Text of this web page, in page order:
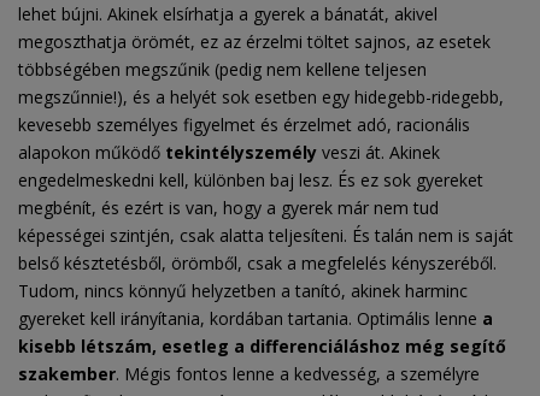
lehet bújni. Akinek elsírhatja a gyerek a bánatát, akivel
megoszthatja örömét, ez az érzelmi töltet sajnos, az esetek
többségében megszűnik (pedig nem kellene teljesen
megszűnnie!), és a helyét sok esetben egy hidegebb-ridegebb,
kevesebb személyes figyelmet és érzelmet adó, racionális
alapokon működő tekintélyszemély veszi át. Akinek
engedelmeskedni kell, különben baj lesz. És ez sok gyereket
megbénít, és ezért is van, hogy a gyerek már nem tud
képességei szintjén, csak alatta teljesíteni. És talán nem is saját
belső késztetésből, örömből, csak a megfelelés kényszeréből.
Tudom, nincs könnyű helyzetben a tanító, akinek harminc
gyereket kell irányítania, kordában tartania. Optimális lenne a
kisebb létszám, esetleg a differenciáláshoz még segítő
szakember. Mégis fontos lenne a kedvesség, a személyre